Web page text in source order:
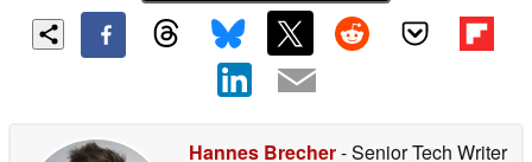
Hannes Brecher- Senior Tech Writer